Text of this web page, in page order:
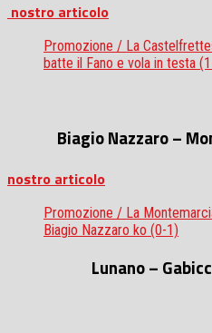
nostro articolo
Promozione / La
batte il Fano e vola in testa
Biagio Nazzaro –
nostro articolo
Promozione / La
Biagio Nazzaro ko (0-1)
Lunano –